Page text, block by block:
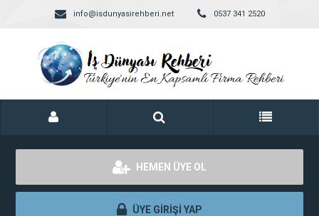
info@isdunyasirehberi.net 0537 341 2520
HEMEN ÜYE OL
ÜYE GİRİŞİ YAP